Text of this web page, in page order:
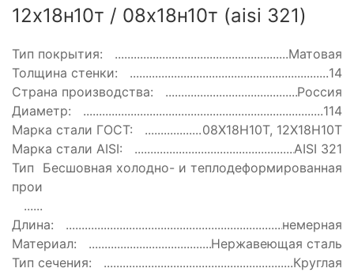
12х18н10т / 08х18н10т (aisi 321)
Тип покрытия:
Матовая
Толщина стенки:
14
Страна производства:
Россия
Диаметр:
114
Марка стали ГОСТ:
08Х18Н10Т, 12Х18Н10Т
Марка стали AISI:
AISI 321
Тип
производства:
Бесшовная холодно- и теплодеформированная
Длина:
немерная
Материал:
Нержавеющая сталь
Тип сечения:
Круглая